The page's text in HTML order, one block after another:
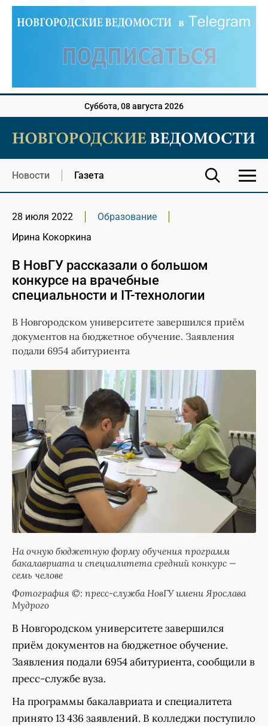
Суббота, 08 августа 2026
Новости Газета
28 июля 2022
Образование
Ирина Кокоркина
В НовГУ рассказали о большом
конкурсе на врачебные
специальности и IT-технологии
В Новгородском университете завершился приём
документов на бюджетное обучение. Заявления
подали 6954 абитуриента
На очную бюджетную форму обучения программ
бакалавриата и специалитета средний конкурс —
семь челове
Фотография ©: пресс-служба НовГУ имени Ярослава
Мудрого
В Новгородском университете завершился
приём документов на бюджетное обучение.
Заявления подали 6954 абитуриента, сообщили в
пресс-службе вуза.
На программы бакалавриата и специалитета
принято 13 436 заявлений. В колледжи поступило